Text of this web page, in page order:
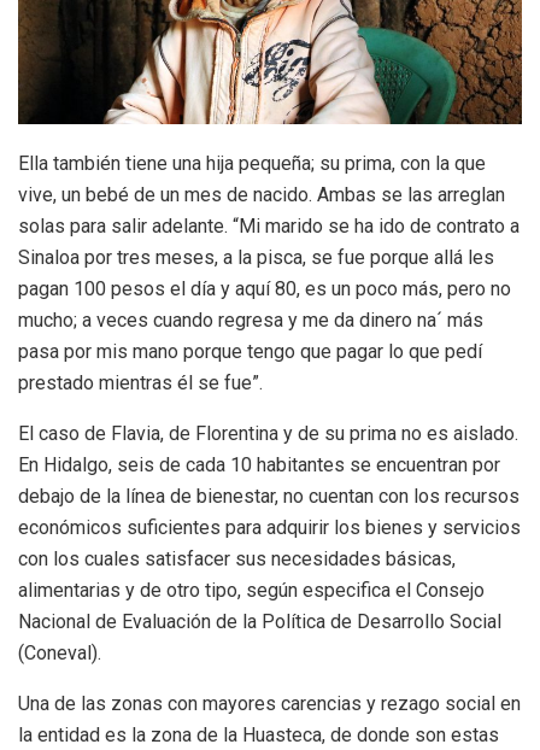
Ella también tiene una hija pequeña; su prima, con la que
vive, un bebé de un mes de nacido. Ambas se las arreglan
solas para salir adelante. “Mi marido se ha ido de contrato a
Sinaloa por tres meses, a la pisca, se fue porque allá les
pagan 100 pesos el día y aquí 80, es un poco más, pero no
mucho; a veces cuando regresa y me da dinero na´ más
pasa por mis mano porque tengo que pagar lo que pedí
prestado mientras él se fue”.
El caso de Flavia, de Florentina y de su prima no es aislado.
En Hidalgo, seis de cada 10 habitantes se encuentran por
debajo de la línea de bienestar, no cuentan con los recursos
económicos suficientes para adquirir los bienes y servicios
con los cuales satisfacer sus necesidades básicas,
alimentarias y de otro tipo, según especifica el Consejo
Nacional de Evaluación de la Política de Desarrollo Social
(Coneval).
Una de las zonas con mayores carencias y rezago social en
la entidad es la zona de la Huasteca, de donde son estas